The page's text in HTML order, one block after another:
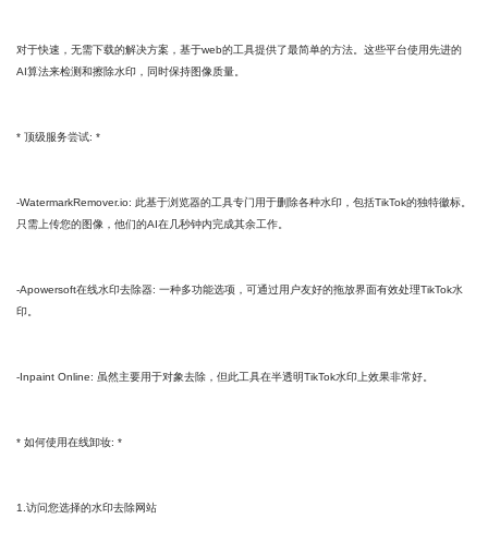
对于快速，无需下载的解决方案，基于web的工具提供了最简单的方法。这些平台使用先进的
AI算法来检测和擦除水印，同时保持图像质量。
* 顶级服务尝试: *
-WatermarkRemover.io: 此基于浏览器的工具专门用于删除各种水印，包括TikTok的独特徽标。
只需上传您的图像，他们的AI在几秒钟内完成其余工作。
-Apowersoft在线水印去除器: 一种多功能选项，可通过用户友好的拖放界面有效处理TikTok水
印。
-Inpaint Online: 虽然主要用于对象去除，但此工具在半透明TikTok水印上效果非常好。
* 如何使用在线卸妆: *
1.访问您选择的水印去除网站